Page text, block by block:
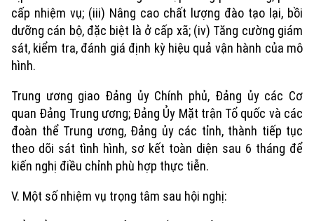
cấp nhiệm vụ; (iii) Nâng cao chất lượng đào tạo lại, bồi
dưỡng cán bộ, đặc biệt là ở cấp xã; (iv) Tăng cường giám
sát, kiểm tra, đánh giá định kỳ hiệu quả vận hành của mô
hình.
Trung ương giao Đảng ủy Chính phủ, Đảng ủy các Cơ
quan Đảng Trung ương; Đảng Ủy Mặt trận Tổ quốc và các
đoàn thể Trung ương, Đảng ủy các tỉnh, thành tiếp tục
theo dõi sát tình hình, sơ kết toàn diện sau 6 tháng để
kiến nghị điều chỉnh phù hợp thực tiễn.
V. Một số nhiệm vụ trọng tâm sau hội nghị: